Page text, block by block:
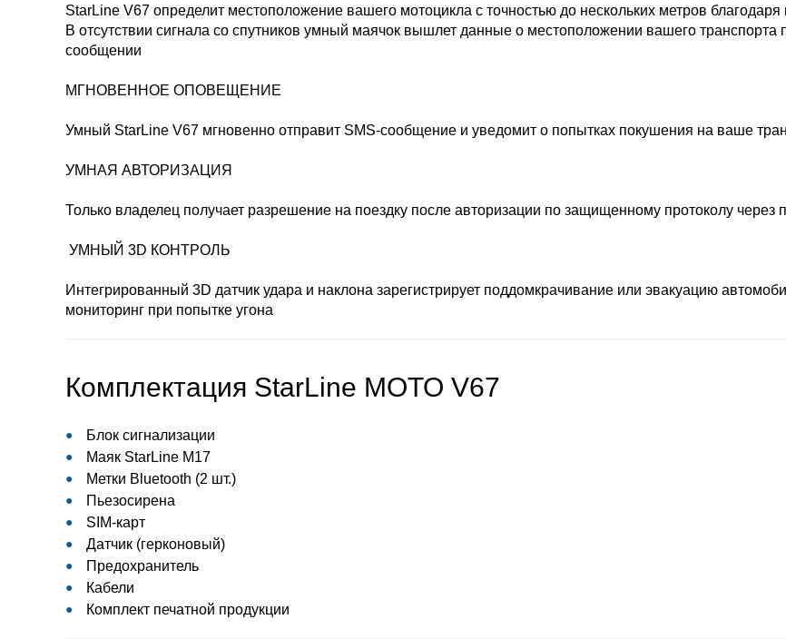
StarLine V67 определит местоположение вашего мотоцикла с точностью до нескольких метров
В отсутствии сигнала со спутников умный маячок вышлет данные о местоположении вашего
сообщении
МГНОВЕННОЕ ОПОВЕЩЕНИЕ
Умный StarLine V67 мгновенно отправит SMS-сообщение и уведомит о попытках покушения на ваше
УМНАЯ АВТОРИЗАЦИЯ
Только владелец получает разрешение на поездку после авторизации по защищенному протоколу через
УМНЫЙ 3D КОНТРОЛЬ
Интегрированный 3D датчик удара и наклона зарегистрирует поддомкрачивание или эвакуацию
мониторинг при попытке угона
Комплектация StarLine MOTO V67
Блок сигнализации
Маяк StarLine M17
Метки Bluetooth (2 шт.)
Пьезосирена
SIM-карт
Датчик (герконовый)
Предохранитель
Кабели
Комплект печатной продукции